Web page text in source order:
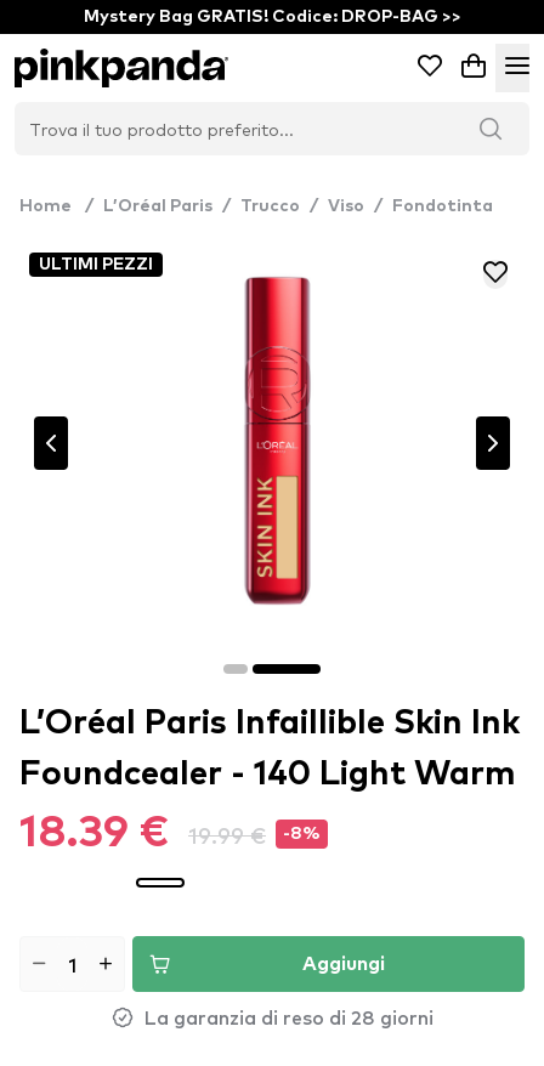
Mystery Bag GRATIS! Codice: DROP-BAG >>
Home / L’Oréal Paris / Trucco / Viso / Fondotinta
ULTIMI PEZZI
L’Oréal Paris Infaillible Skin Ink
Foundcealer - 140 Light Warm
18.39 € 19.99 € -8%
Aggiungi
La garanzia di reso di 28 giorni